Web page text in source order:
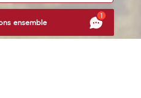
ensemble
1
préférences pour